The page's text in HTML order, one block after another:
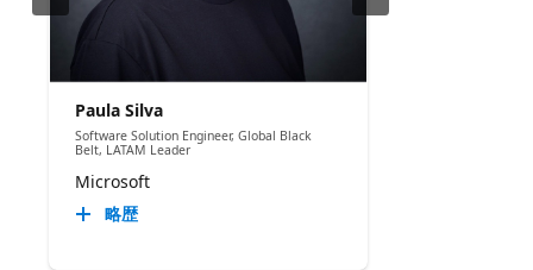
Paula Silva
Software Solution Engineer, Global Black
Belt, LATAM Leader
Microsoft
略歴